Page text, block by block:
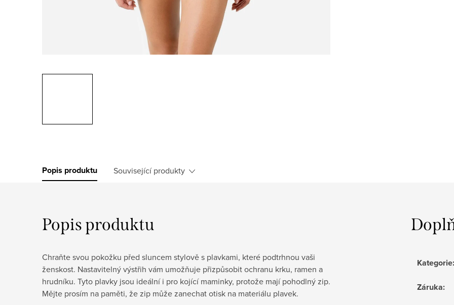
Popis produktu Související produkty
Popis produktu
Chraňte svou pokožku před sluncem stylově s plavkami, které podtrhnou vaši
ženskost. Nastavitelný výstřih vám umožňuje přizpůsobit ochranu krku, ramen a
hrudníku. Tyto plavky jsou ideální i pro kojící maminky, protože mají pohodlný zip.
Mějte prosím na paměti, že zip může zanechat otisk na materiálu plavek.
Kategorie:
Záruka: